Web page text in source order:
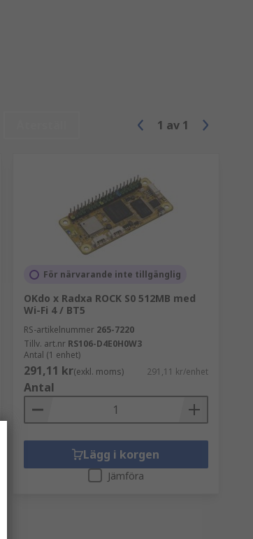
1 av 1
För närvarande inte tillgänglig
OKdo x Radxa ROCK S0 512MB med
Wi-Fi 4 / BT5
RS-artikelnummer 265-7220
Tillv. art.nr RS106-D4E0H0W3
Antal (1 enhet)
291,11 kr(exkl. moms) 291,11 kr/enhet
Antal
Lägg i korgen
Jämföra